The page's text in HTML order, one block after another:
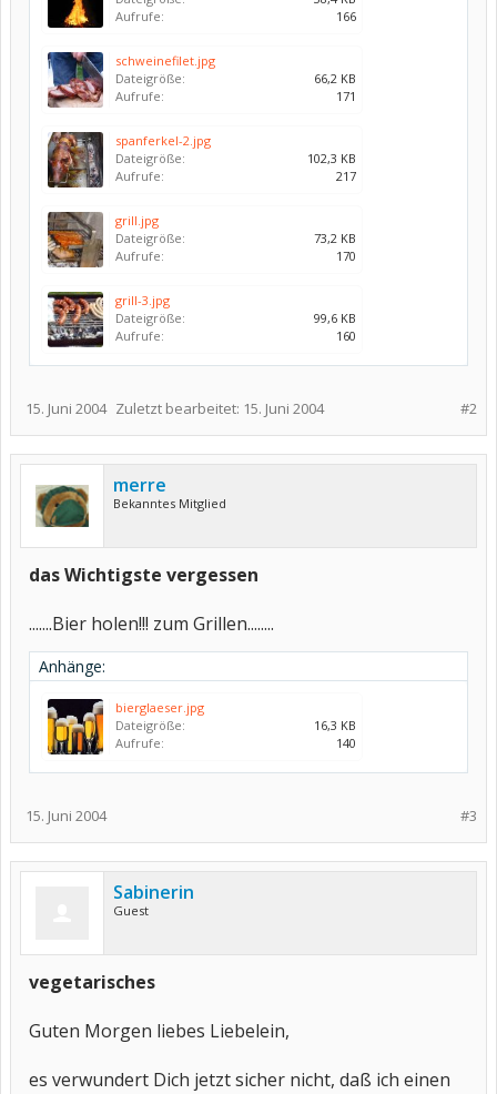
Aufrufe:
166
schweinefilet.jpg
Dateigröße:
66,2 KB
Aufrufe:
171
spanferkel-2.jpg
Dateigröße:
102,3 KB
Aufrufe:
217
grill.jpg
Dateigröße:
73,2 KB
Aufrufe:
170
grill-3.jpg
Dateigröße:
99,6 KB
Aufrufe:
160
#2
15. Juni 2004 Zuletzt bearbeitet: 15. Juni 2004
merre
Bekanntes Mitglied
das Wichtigste vergessen
.......Bier holen!!! zum Grillen........
Anhänge:
bierglaeser.jpg
Dateigröße:
16,3 KB
Aufrufe:
140
#3
15. Juni 2004
Sabinerin
Guest
vegetarisches
Guten Morgen liebes Liebelein,
es verwundert Dich jetzt sicher nicht, daß ich einen